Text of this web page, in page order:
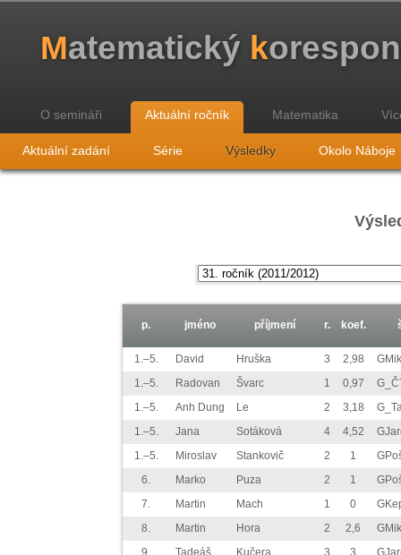
Matematický k
O semináři Aktuální ročník Matematika
Aktuální zadání Série Výsledky Okolo Náboje
p. jméno příjmení r. koef.
1.–5. David Hruška 3 2,98
1.–5.
Radovan Švarc 1 0,97
1.–5.
Anh Dung Le 2 3,18
1.–5.
Jana Sotáková 4 4,52
1.–5.
Miroslav Stankovič 2 1
6.
Marko Puza 2 1
7.
Martin Mach 1 0
8.
Martin Hora 2 2,6
9.
Tadeáš Kučera 3 3